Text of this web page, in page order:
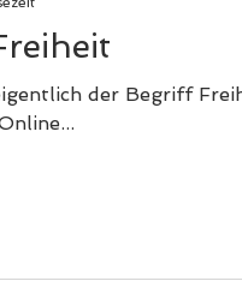
der Begriff